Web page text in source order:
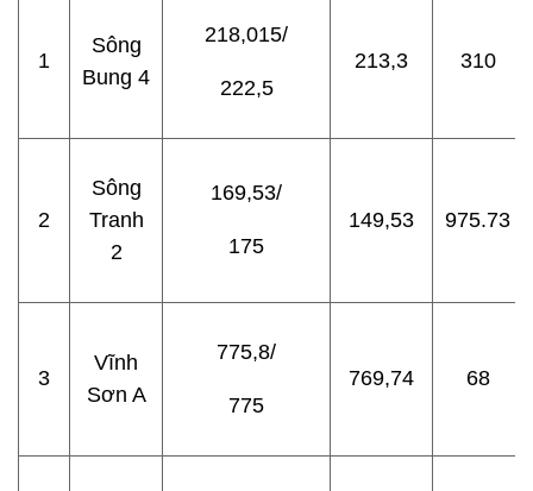
1
Sông
Bung 4
218,015/
222,5
213,3 310
2
Sông
Tranh
2
169,53/
175
149,53 975.73
3
Vĩnh
Sơn A
775,8/
775
769,74 68